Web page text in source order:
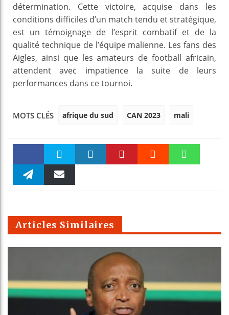
détermination. Cette victoire, acquise dans les
conditions difficiles d’un match tendu et stratégique,
est un témoignage de l’esprit combatif et de la
qualité technique de l’équipe malienne. Les fans des
Aigles, ainsi que les amateurs de football africain,
attendent avec impatience la suite de leurs
performances dans ce tournoi.
MOTS CLÉS afrique du sud CAN 2023 mali
Faceboo Twitter
m
Articles Similaires